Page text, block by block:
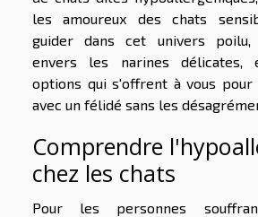
les amoureux des chats
guider dans cet univers poilu,
envers les narines délicates,
options qui s'offrent à vous pour
avec un félidé sans les
Comprendre
chez les chats
Pour les personnes